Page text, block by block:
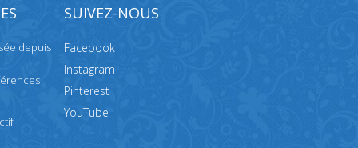
depuis
SUIVEZ-NOUS
Facebook
Instagram
Pinterest
YouTube